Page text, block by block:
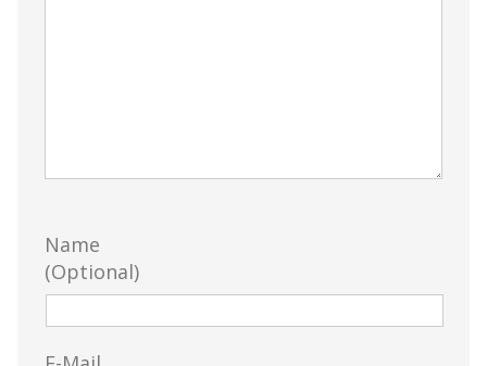
Name
(Optional)